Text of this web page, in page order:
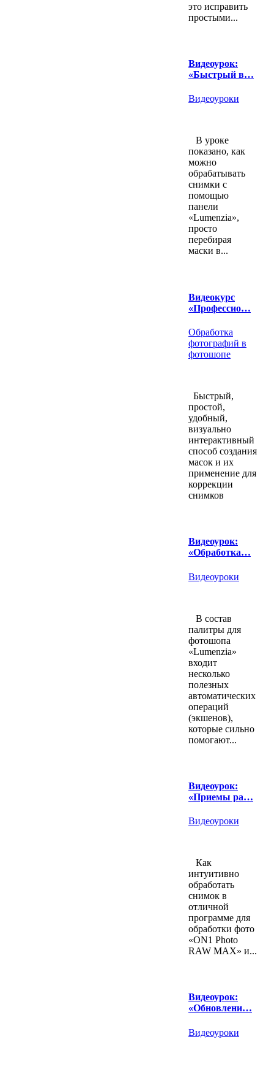
это исправить
простыми...
Видеоурок:
«Быстрый в…
Видеоуроки
В уроке
показано, как
можно
обрабатывать
снимки с
помощью
панели
«Lumenzia»,
просто
перебирая
маски в...
Видеокурс
«Профессио…
Обработка
фотографий в
фотошопе
Быстрый,
простой,
удобный,
визуально
интерактивный
способ создания
масок и их
применение для
коррекции
снимков
Видеоурок:
«Обработка…
Видеоуроки
В состав
палитры для
фотошопа
«Lumenzia»
входит
несколько
полезных
автоматических
операций
(экшенов),
которые сильно
помогают...
Видеоурок:
«Приемы ра…
Видеоуроки
Как
интуитивно
обработать
снимок в
отличной
программе для
обработки фото
«ON1 Photo
RAW MAX» и...
Видеоурок:
«Обновлени…
Видеоуроки